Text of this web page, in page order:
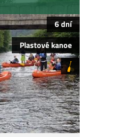
6 dní
Plastové kanoe